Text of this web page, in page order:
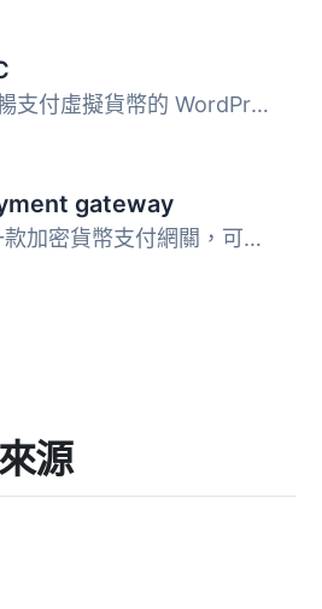
這是一個順暢支付虛擬貨幣的 WordPress 外掛 WP BunVC 的主要...
gateway
iSwipe 是一款加密貨幣支付網關，可即時自動將加密貨幣轉換成...
源